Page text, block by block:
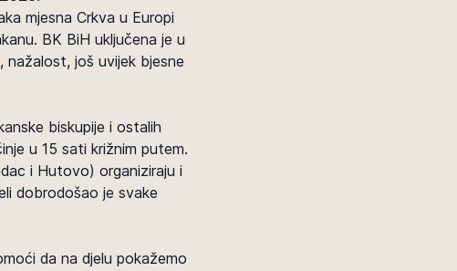
mjesna Crkva u Europi
BK BiH uključena je u
nažalost, još uvijek bjesne
biskupije i ostalih
u 15 sati križnim putem.
i Hutovo) organiziraju i
dobrodošao je svake
da na djelu pokažemo